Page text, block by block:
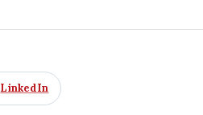
LinkedIn